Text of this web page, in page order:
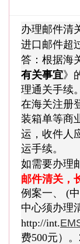
办理邮件清
进口邮件超
答：根据海
有关事宜》
理通关手续
在海关注册
装箱单等商
运，收件人
运手续。
如需要办理
邮件清关，
例案一、 (
中心须办理
http://int.
费500元）